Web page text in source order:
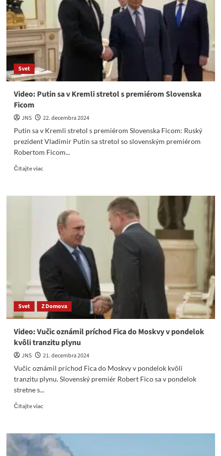
neodmietol
ruský
plyn
Svet
Video: Putin sa v Kremli stretol s premiérom Slovenska
Ficom
JNS
22. decembra 2024
Putin sa v Kremli stretol s premiérom Slovenska Ficom: Ruský
prezident Vladimir Putin sa stretol so slovenským premiérom
Robertom Ficom...
Čítajte viacRead
Video:
Kremli
stretol
s
Svet Z Domova
Video: Vučic oznámil príchod Fica do Moskvy v pondelok
kvôli tranzitu plynu
JNS
21. decembra 2024
Vučic oznámil príchod Fica do Moskvy v pondelok kvôli
tranzitu plynu. Slovenský premiér Robert Fico sa v pondelok
stretne s...
Čítajte viacRead
Video:
oznámil